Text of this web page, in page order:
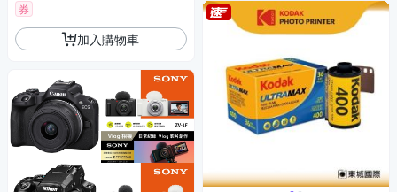
券
加入購物車